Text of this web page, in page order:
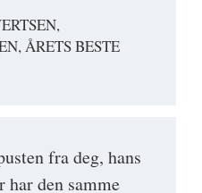
ÅRETS BESTE
fra deg, hans
den samme